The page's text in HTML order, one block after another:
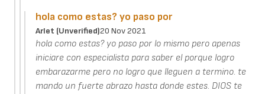
hola como estas? yo paso por
Arlet (unverified)20 Nov 2021
hola como estas? yo paso por lo mismo pero apenas
iniciare con especialista para saber el porque logro
embarazarme pero no logro que lleguen a termino. te
mando un fuerte abrazo hasta donde estes. DIOS te